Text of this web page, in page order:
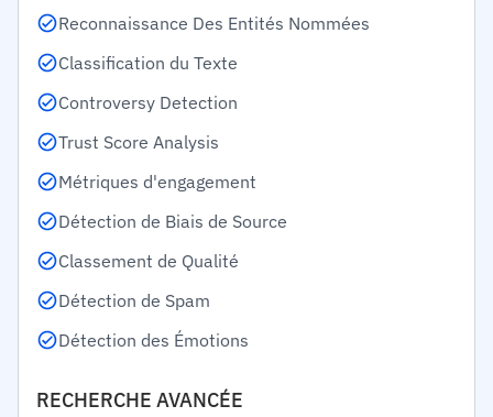
Reconnaissance Des Entités Nommées
Classification du Texte
Controversy Detection
Trust Score Analysis
Métriques d'engagement
Détection de Biais de Source
Classement de Qualité
Détection de Spam
Détection des Émotions
RECHERCHE AVANCÉE